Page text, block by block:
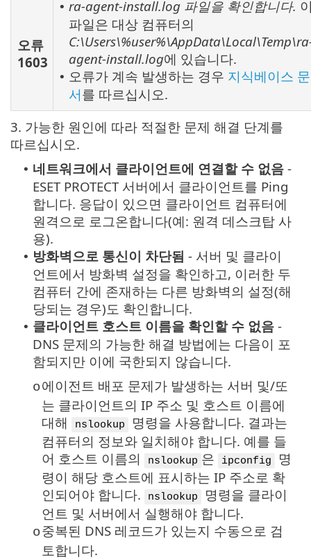
오류
1603
• ra-agent-install.log 파일을 확인합니다.
파일은 대상 컴퓨터의
agent-install.log에 있습니다.
• 오류가 계속 발생하는 경우 지식베이스 문
서를 따르십시오.
3. 가능한 원인에 따라 적절한 문제 해결 단계를
따르십시오.
• 네트워크에서 클라이언트에 연결할 수 없음 -
ESET PROTECT 서버에서 클라이언트를 Ping
합니다. 응답이 있으면 클라이언트 컴퓨터에
원격으로 로그온합니다(예: 원격 데스크탑 사
용).
• 방화벽으로 통신이 차단됨 - 서버 및 클라이
언트에서 방화벽 설정을 확인하고, 이러한 두
컴퓨터 간에 존재하는 다른 방화벽의 설정(해
당되는 경우)도 확인합니다.
• 클라이언트 호스트 이름을 확인할 수 없음 -
DNS 문제의 가능한 해결 방법에는 다음이 포
함되지만 이에 국한되지 않습니다.
o에이전트 배포 문제가 발생하는 서버 및/또
는 클라이언트의 IP 주소 및 호스트 이름에
대해
nslookup
명령을 사용합니다. 결과는
컴퓨터의 정보와 일치해야 합니다. 예를 들
어 호스트 이름의
nslookup 은 ipconfig
명
령이 해당 호스트에 표시하는 IP 주소로 확
인되어야 합니다.
nslookup
명령을 클라이
언트 및 서버에서 실행해야 합니다.
o중복된 DNS 레코드가 있는지 수동으로 검
토합니다.